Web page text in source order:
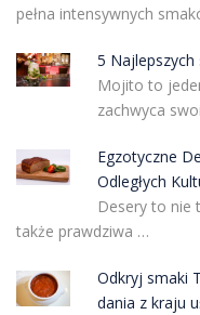
pełna intensywnych
5
Mojito to
zachwyca
Egzotyczne
Odległych
Desery to nie
także prawdziwa …
Odkryj smaki
dania z kraju